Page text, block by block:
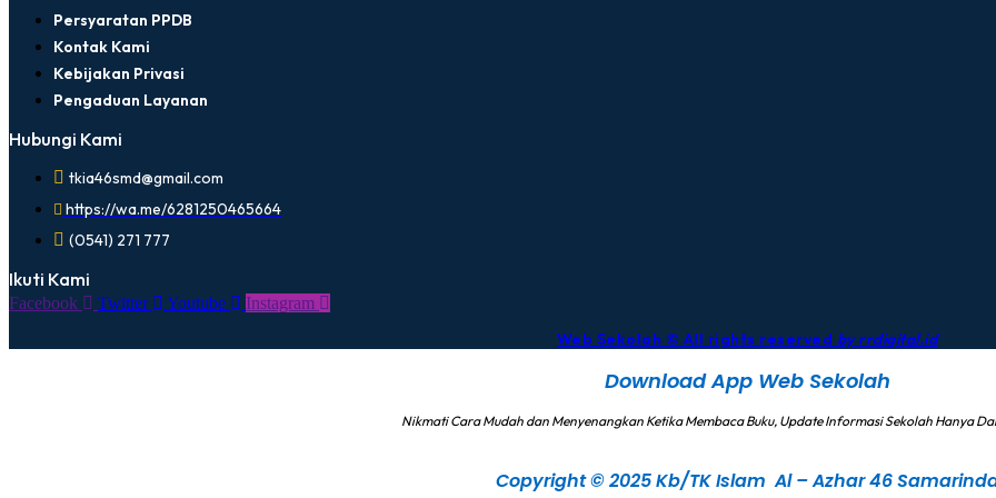
Persyaratan PPDB
Kontak Kami
Kebijakan Privasi
Pengaduan Layanan
Hubungi Kami
tkia46smd@gmail.com
https://wa.me/6281250465664
(0541) 271 777
Ikuti Kami
Facebook Twitter Youtube Instagram
Web Sekolah © All rights reserved by rrdigital.id
Download App Web Sekolah
Nikmati Cara Mudah dan Menyenangkan Ketika Membaca Buku, Update Informasi Sekolah Hanya
Copyright © 2025 Kb/TK Islam Al – Azhar 46